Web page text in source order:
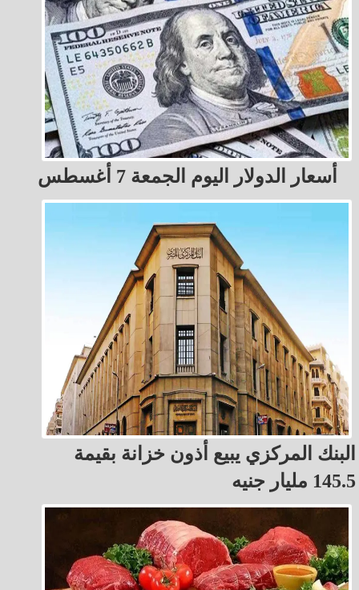
أسعار الدولار اليوم الجمعة 7 أغسطس
البنك المركزي يبيع أذون خزانة بقيمة
145.5 مليار جنيه